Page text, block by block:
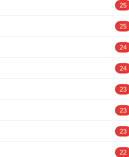
25
25
24
24
23
23
23
22